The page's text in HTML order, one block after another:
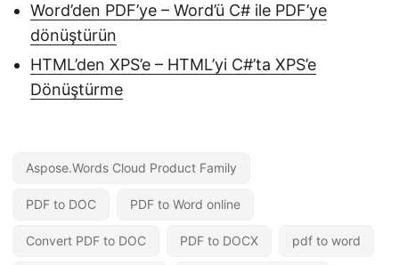
Word’den PDF’ye – Word’ü C# ile PDF’ye
dönüştürün
HTML’den XPS’e – HTML’yi C#’ta XPS’e
Dönüştürme
Aspose.Words Cloud Product Family
PDF to DOC PDF to Word online
Convert PDF to DOC PDF to DOCX pdf to word